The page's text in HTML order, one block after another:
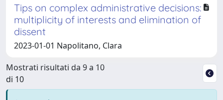
Tips on complex administrative decisions:
multiplicity of interests and elimination of
dissent
2023-01-01 Napolitano, Clara
Mostrati risultati da 9 a 10
di 10